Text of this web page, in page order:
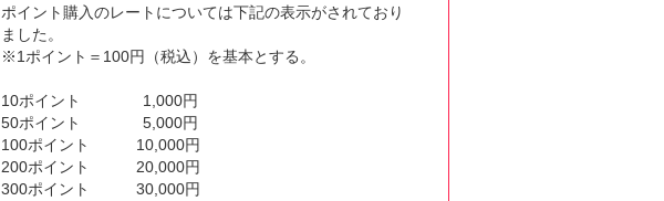
ポイント購入のレートについては下記の表示がされており
ました。
※1ポイント＝100円（税込）を基本とする。
10ポイント 1,000円
50ポイント 5,000円
100ポイント 10,000円
200ポイント 20,000円
300ポイント 30,000円